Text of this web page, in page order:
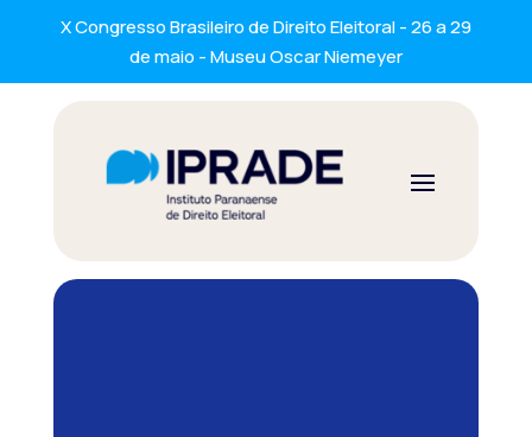
X Congresso Brasileiro de Direito Eleitoral - 26 a 29
de maio - Museu Oscar Niemeyer